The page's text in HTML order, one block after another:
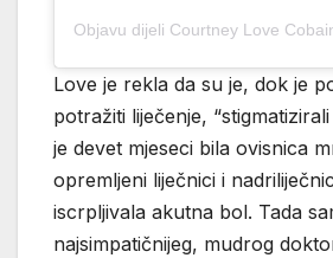
Objavu dijeli Courtney Love
Love je rekla da su je, dok je
potražiti liječenje,
je devet mjeseci bila ovisnica
opremljeni liječnici i
iscrpljivala akutna bol. Tada
najsimpatičnijeg, mudrog